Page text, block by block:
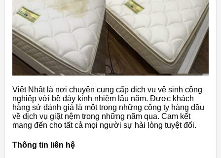
Việt Nhật là nơi chuyên cung cấp dịch vụ vệ sinh công
nghiệp với bề dày kinh nhiệm lâu năm. Được khách
hàng sử đánh giá là một trong những công ty hàng đầu
về dịch vụ giặt nệm trong những năm qua. Cam kết
mang đến cho tất cả mọi người sự hài lòng tuyệt đối.
Thông tin liên hệ